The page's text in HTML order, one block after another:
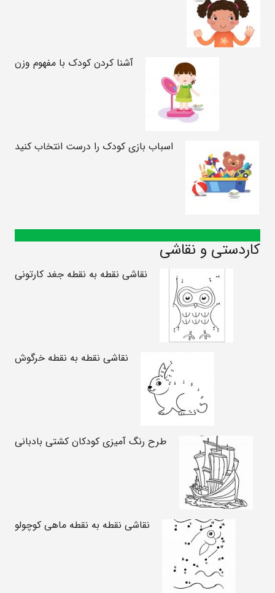
آشنا کردن کودک با مفهوم وزن
اسباب بازی کودک را درست انتخاب کنید
کاردستی و نقاشی
نقاشی نقطه به نقطه جغد کارتونی
نقاشی نقطه به نقطه خرگوش
طرح رنگ آمیزی کودکان کشتی بادبانی
نقاشی نقطه به نقطه ماهی کوچولو